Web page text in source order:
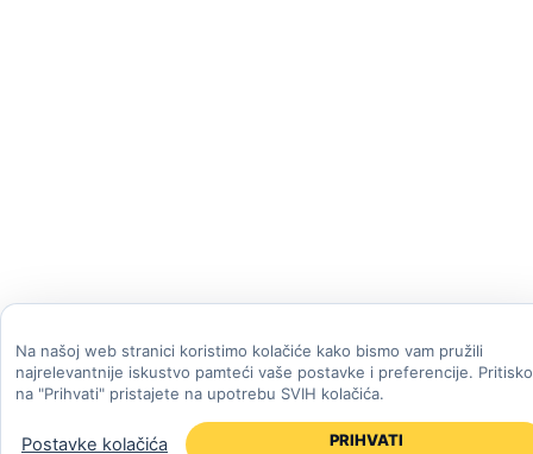
Na našoj web stranici koristimo kolačiće kako bismo vam pružili
najrelevantnije iskustvo pamteći vaše postavke i preferencije.
na "Prihvati" pristajete na upotrebu SVIH kolačića.
Postavke kolačića PRIHVATI